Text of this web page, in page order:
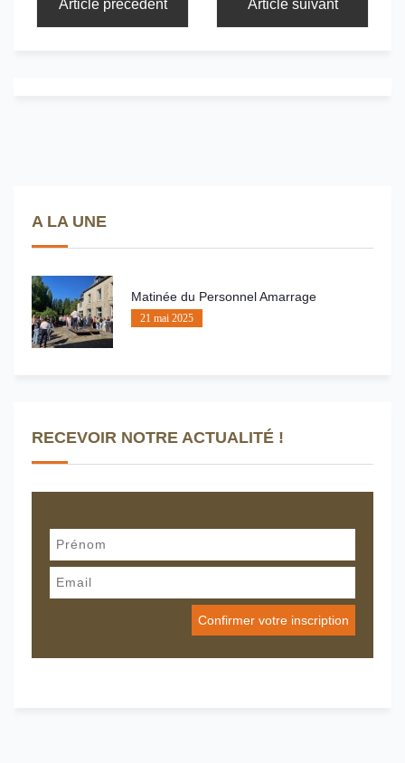
Article précédent Article suivant
A LA UNE
Matinée du Personnel Amarrage
21 mai 2025
RECEVOIR NOTRE ACTUALITÉ !